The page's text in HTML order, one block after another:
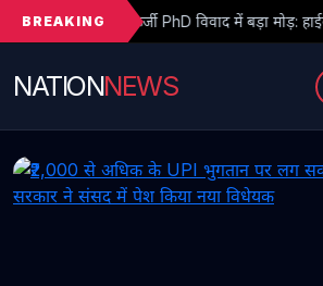
BREAKING
PhD विवाद में बड़ा मोड़: हाईकोर्ट से अंतरिम राहत के
NATIONNEWS